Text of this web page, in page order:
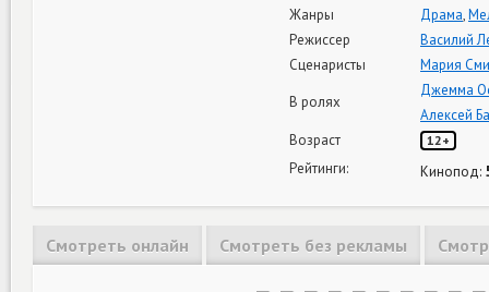
Жанры
Драма,
Режиссер
Василий
Сценаристы
Мария
В ролях
Джемма
Алексей
Возраст
12+
Рейтинги: Кинопод:
Смотреть онлайн Смотреть без рекламы